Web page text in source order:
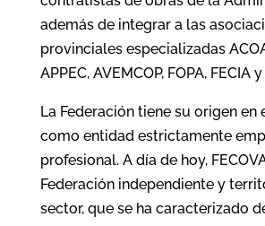
además de integrar a las
provinciales especializadas
APPEC, AVEMCOP, FOPA, FECIA
La Federación tiene su origen en
como entidad estrictamente
profesional. A día de hoy,
Federación independiente y
sector, que se ha caracterizado